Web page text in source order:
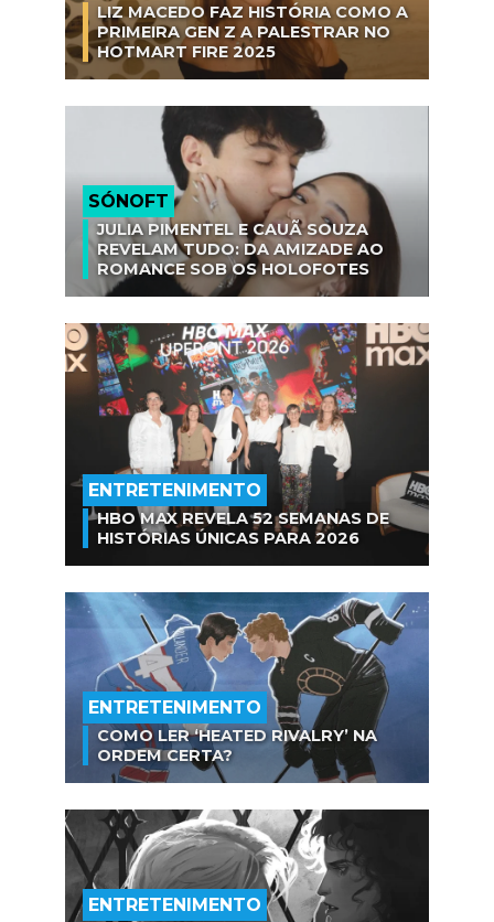
LIZ MACEDO FAZ HISTÓRIA COMO A
PRIMEIRA GEN Z A PALESTRAR NO
HOTMART FIRE 2025
SÓNOFT
JULIA PIMENTEL E CAUÃ SOUZA
REVELAM TUDO: DA AMIZADE AO
ROMANCE SOB OS HOLOFOTES
ENTRETENIMENTO
HBO MAX REVELA 52 SEMANAS DE
HISTÓRIAS ÚNICAS PARA 2026
ENTRETENIMENTO
COMO LER ‘HEATED RIVALRY’ NA
ORDEM CERTA?
ENTRETENIMENTO